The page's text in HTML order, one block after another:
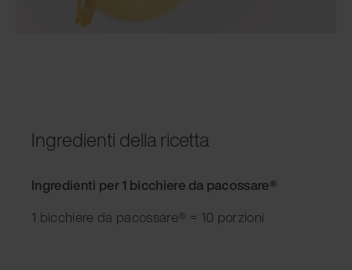
Ingredienti della ricetta
Ingredienti per 1 bicchiere da pacossare®
1 bicchiere da pacossare® = 10 porzioni